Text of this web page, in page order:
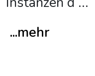
...mehr